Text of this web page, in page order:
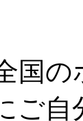
国
ご自